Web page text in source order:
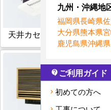
天井カセット1方向形
九州・沖縄地
福岡県長崎県
大分県熊本県
鹿児島県沖縄県
contact_support ご利用ガイド
初めての方へ